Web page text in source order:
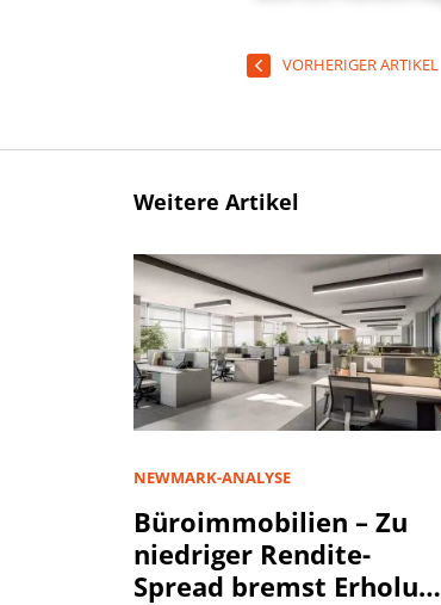
VORHERIGER ARTIKEL
Weitere Artikel
NEWMARK-ANALYSE
Büroimmobilien – Zu
niedriger Rendite-
Spread bremst Erholung